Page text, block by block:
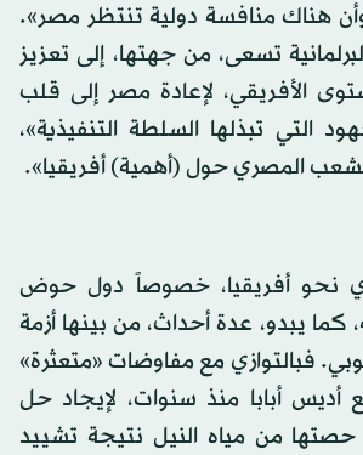
هناك منافسة دولية تنتظر مصر».
تسعى، من جهتها، إلى تعزيز
الأفريقي، لإعادة مصر إلى قلب
التي تبذلها السلطة التنفيذية»،
المصري حول (أهمية) أفريقيا».
نحو أفريقيا، خصوصاً دول حوض
كما يبدو، عدة أحداث، من بينها أزمة
فبالتوازي مع مفاوضات «متعثرة»
أديس أبابا منذ سنوات، لإيجاد حل
من مياه النيل نتيجة تشييد